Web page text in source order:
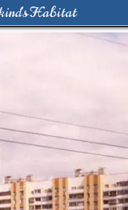
Habitat